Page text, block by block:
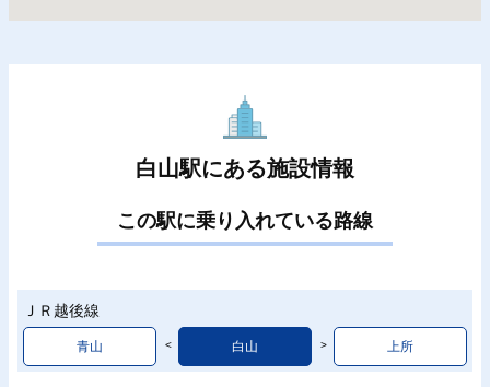
白山駅にある施設情報
この駅に乗り入れている路線
ＪＲ越後線
青山 白山 上所